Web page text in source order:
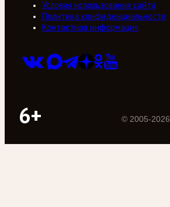
Условия использования сайта
Политика конфиденциальности
Контактная информация
6+ © 2005-2026